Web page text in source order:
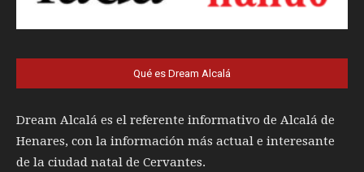
Qué es Dream Alcalá
Dream Alcalá es el referente informativo de Alcalá de
Henares, con la información más actual e interesante
de la ciudad natal de Cervantes.